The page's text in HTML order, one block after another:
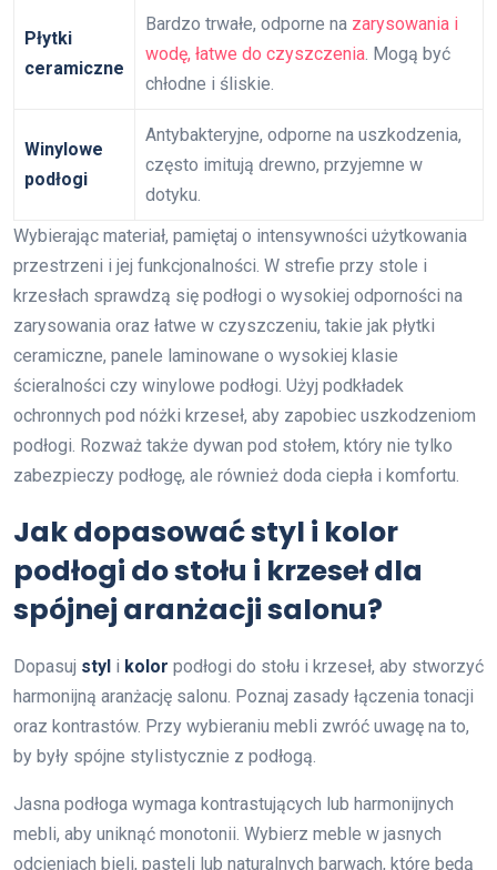
Płytki
ceramiczne
Bardzo trwałe, odporne na zarysowania i
wodę, łatwe do czyszczenia. Mogą być
chłodne i śliskie.
Winylowe
podłogi
Antybakteryjne, odporne na uszkodzenia,
często imitują drewno, przyjemne w
dotyku.
Wybierając materiał, pamiętaj o intensywności użytkowania
przestrzeni i jej funkcjonalności. W strefie przy stole i
krzesłach sprawdzą się podłogi o wysokiej odporności na
zarysowania oraz łatwe w czyszczeniu, takie jak płytki
ceramiczne, panele laminowane o wysokiej klasie
ścieralności czy winylowe podłogi. Użyj podkładek
ochronnych pod nóżki krzeseł, aby zapobiec uszkodzeniom
podłogi. Rozważ także dywan pod stołem, który nie tylko
zabezpieczy podłogę, ale również doda ciepła i komfortu.
Jak dopasować styl i kolor
podłogi do stołu i krzeseł dla
spójnej aranżacji salonu?
Dopasuj styl i kolor podłogi do stołu i krzeseł, aby stworzyć
harmonijną aranżację salonu. Poznaj zasady łączenia tonacji
oraz kontrastów. Przy wybieraniu mebli zwróć uwagę na to,
by były spójne stylistycznie z podłogą.
Jasna podłoga wymaga kontrastujących lub harmonijnych
mebli, aby uniknąć monotonii. Wybierz meble w jasnych
odcieniach bieli, pasteli lub naturalnych barwach, które będą